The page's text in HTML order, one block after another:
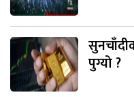
पुग्यो ?